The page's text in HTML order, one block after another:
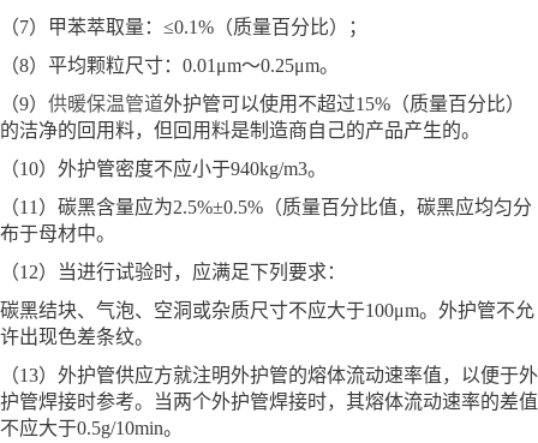
（7）甲苯萃取量：≤0.1%（质量百分比）；
（8）平均颗粒尺寸：0.01μm～0.25μm。
（9） 供暖保温管道外护管可以使用不超过15%（质量百分比）
的洁净的回用料，但回用料是制造商自己的产品产生的。
（10）外护管密度不应小于940kg/m3。
（11）碳黑含量应为2.5%±0.5%（质量百分比值，碳黑应均匀分
布于母材中。
（12）当进行试验时，应满足下列要求：
碳黑结块、气泡、空洞或杂质尺寸不应大于100μm。外护管不允
许出现色差条纹。
（13）外护管供应方就注明外护管的熔体流动速率值，以便于外
护管焊接时参考。当两个外护管焊接时，其熔体流动速率的差值
不应大于0.5g/10min。